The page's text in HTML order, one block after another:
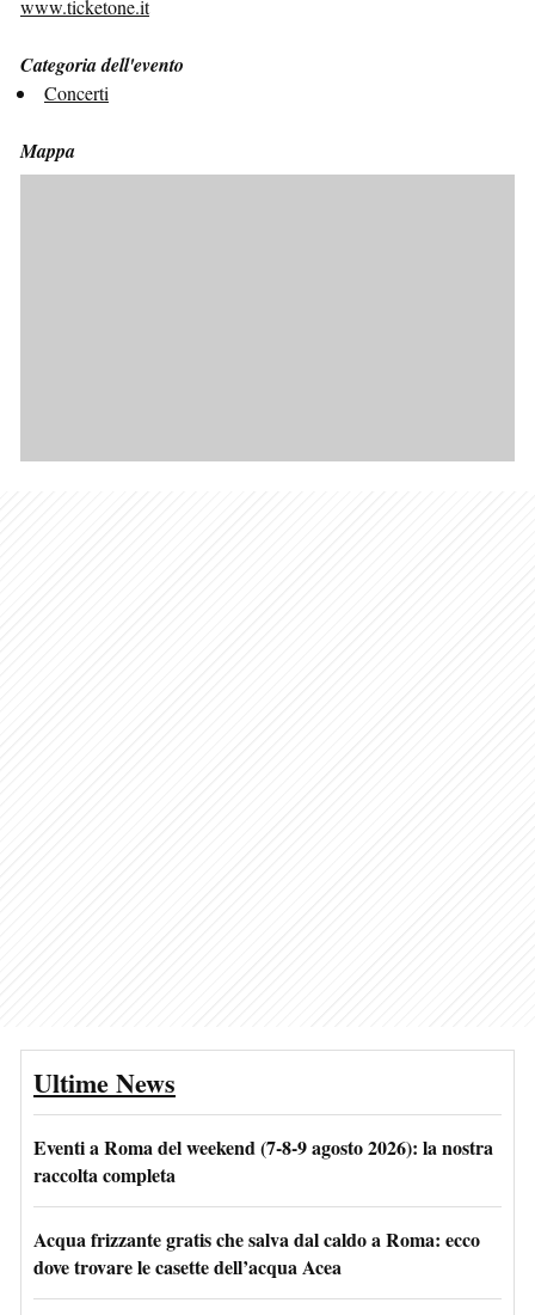
www.ticketone.it
Categoria dell'evento
Concerti
Mappa
Ultime News
Eventi a Roma del weekend (7-8-9 agosto 2026): la nostra
raccolta completa
Acqua frizzante gratis che salva dal caldo a Roma: ecco
dove trovare le casette dell’acqua Acea